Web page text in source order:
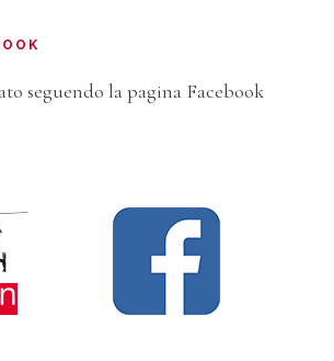
seguendo la pagina Facebook